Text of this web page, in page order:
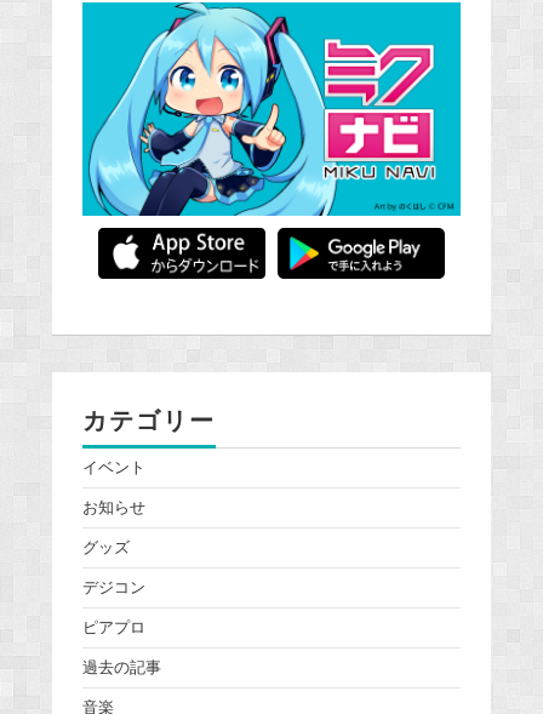
カテゴリー
イベント
お知らせ
グッズ
デジコン
ピアプロ
過去の記事
音楽